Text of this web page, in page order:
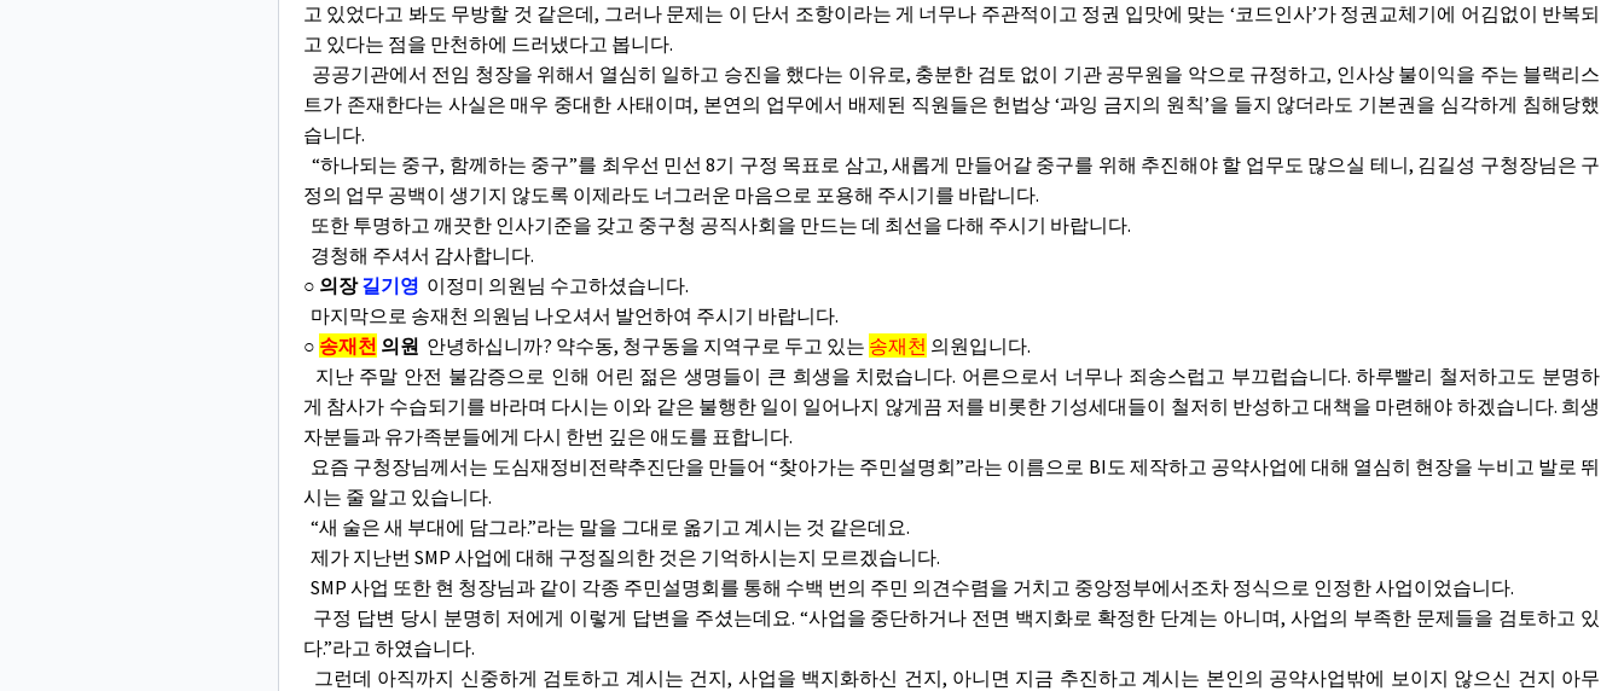
고 있었다고 봐도 무방할 것 같은데, 그러나 문제는 이 단서 조항이라는 게 너무나 주관적이고 정권 입맛에 맞는 ‘코드인사’가 정권교체기에 어김없이 반복되
고 있다는 점을 만천하에 드러냈다고 봅니다.
공공기관에서 전임 청장을 위해서 열심히 일하고 승진을 했다는 이유로, 충분한 검토 없이 기관 공무원을 악으로 규정하고, 인사상 불이익을 주는 블랙리스
트가 존재한다는 사실은 매우 중대한 사태이며, 본연의 업무에서 배제된 직원들은 헌법상 ‘과잉 금지의 원칙’을 들지 않더라도 기본권을 심각하게 침해당했
습니다.
“하나되는 중구, 함께하는 중구”를 최우선 민선 8기 구정 목표로 삼고, 새롭게 만들어갈 중구를 위해 추진해야 할 업무도 많으실 테니, 김길성 구청장님은 구
정의 업무 공백이 생기지 않도록 이제라도 너그러운 마음으로 포용해 주시기를 바랍니다.
또한 투명하고 깨끗한 인사기준을 갖고 중구청 공직사회을 만드는 데 최선을 다해 주시기 바랍니다.
경청해 주셔서 감사합니다.
○ 의장길기영 이정미 의원님 수고하셨습니다.
마지막으로 송재천 의원님 나오셔서 발언하여 주시기 바랍니다.
○ 송재천 의원 안녕하십니까? 약수동, 청구동을 지역구로 두고 있는 송재천 의원입니다.
지난 주말 안전 불감증으로 인해 어린 젊은 생명들이 큰 희생을 치렀습니다. 어른으로서 너무나 죄송스럽고 부끄럽습니다. 하루빨리 철저하고도 분명하
게 참사가 수습되기를 바라며 다시는 이와 같은 불행한 일이 일어나지 않게끔 저를 비롯한 기성세대들이 철저히 반성하고 대책을 마련해야 하겠습니다. 희생
자분들과 유가족분들에게 다시 한번 깊은 애도를 표합니다.
요즘 구청장님께서는 도심재정비전략추진단을 만들어 “찾아가는 주민설명회”라는 이름으로 BI도 제작하고 공약사업에 대해 열심히 현장을 누비고 발로 뛰
시는 줄 알고 있습니다.
“새 술은 새 부대에 담그라.”라는 말을 그대로 옮기고 계시는 것 같은데요.
제가 지난번 SMP 사업에 대해 구정질의한 것은 기억하시는지 모르겠습니다.
SMP 사업 또한 현 청장님과 같이 각종 주민설명회를 통해 수백 번의 주민 의견수렴을 거치고 중앙정부에서조차 정식으로 인정한 사업이었습니다.
구정 답변 당시 분명히 저에게 이렇게 답변을 주셨는데요. “사업을 중단하거나 전면 백지화로 확정한 단계는 아니며, 사업의 부족한 문제들을 검토하고 있
다.”라고 하였습니다.
그런데 아직까지 신중하게 검토하고 계시는 건지, 사업을 백지화하신 건지, 아니면 지금 추진하고 계시는 본인의 공약사업밖에 보이지 않으신 건지 아무